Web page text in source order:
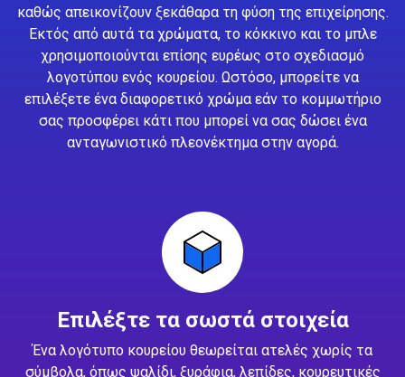
καθώς απεικονίζουν ξεκάθαρα τη φύση της επιχείρησης.
Εκτός από αυτά τα χρώματα, το κόκκινο και το μπλε
χρησιμοποιούνται επίσης ευρέως στο σχεδιασμό
λογοτύπου ενός κουρείου. Ωστόσο, μπορείτε να
επιλέξετε ένα διαφορετικό χρώμα εάν το κομμωτήριο
σας προσφέρει κάτι που μπορεί να σας δώσει ένα
ανταγωνιστικό πλεονέκτημα στην αγορά.
Επιλέξτε τα σωστά στοιχεία
Ένα λογότυπο κουρείου θεωρείται ατελές χωρίς τα
σύμβολα, όπως ψαλίδι, ξυράφια, λεπίδες, κουρευτικές